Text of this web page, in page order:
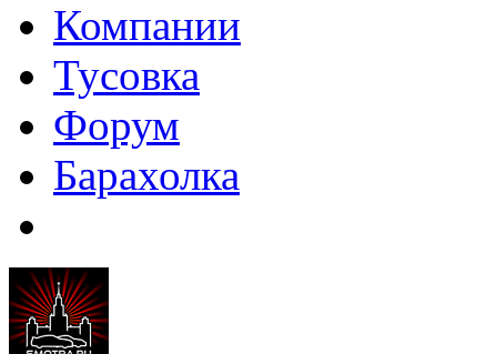
Компании
Тусовка
Форум
Барахолка